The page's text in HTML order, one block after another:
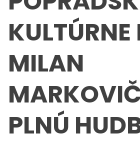
KULTÚRNE
MILAN
PLNÚ